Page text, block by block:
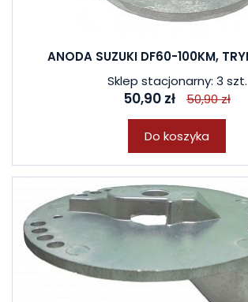
ANODA SUZUKI DF60-100KM,
Sklep stacjonarny: 3 szt.
50,90 zł 50,90 zł
Do koszyka
W ostatnich 7 dniach produktem interesują